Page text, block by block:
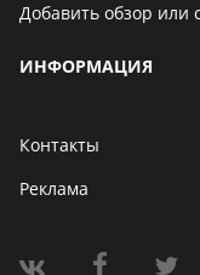
Добавить обзор или
ИНФОРМАЦИЯ
Контакты
Реклама